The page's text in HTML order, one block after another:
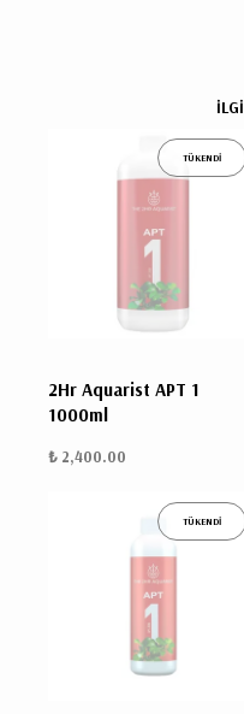
TÜKENDİ
2Hr Aquarist APT 1
1000ml
₺ 2,400.00
TÜKENDİ